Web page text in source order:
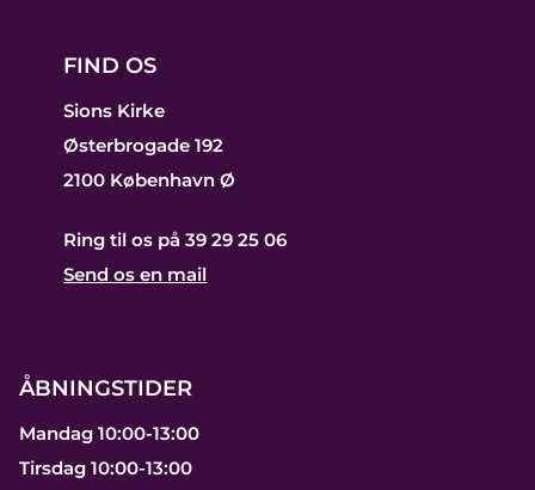
FIND OS
Sions Kirke
Østerbrogade 192
2100 København Ø
Ring til os på 39 29 25 06
Send os en mail
ÅBNINGSTIDER
Mandag 10:00-13:00
Tirsdag 10:00-13:00